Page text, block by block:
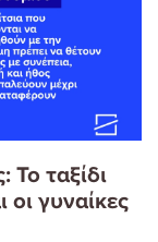
Το ταξίδι
γυναίκες